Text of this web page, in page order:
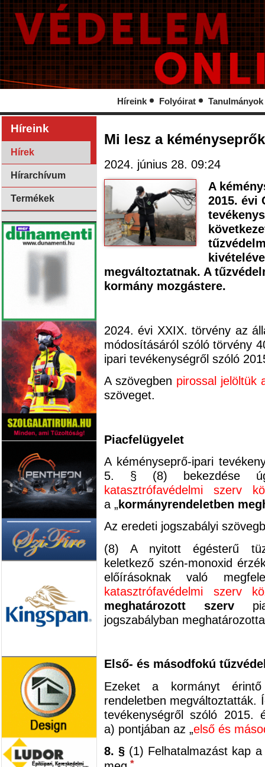
Híreink Folyóirat Tanulmányok
Híreink
Hírek
Hírarchívum
Termékek
Mi lesz a
2024. június 28. 09:24
A
2015. évi
megváltoztatnak. A
kormány mozgástere.
2024. évi XXIX. törvény az
módosításáról szóló törvény
ipari tevékenységről szóló
A szövegben pirossal jelöltük
szöveget.
Piacfelügyelet
A kéményseprő-ipari
5. § (8) bekezdése
katasztrófavédelmi szerv
a „kormányrendeletben
Az eredeti jogszabályi
(8) A nyitott égésterű
keletkező szén-monoxid
előírásoknak való
katasztrófavédelmi szerv
meghatározott szerv
jogszabályban
Első- és másodfokú
Ezeket a kormányt érintő
rendeletben megváltoztatták.
tevékenységről szóló
a) pontjában az „első és
8. § (1) Felhatalmazást kap
*